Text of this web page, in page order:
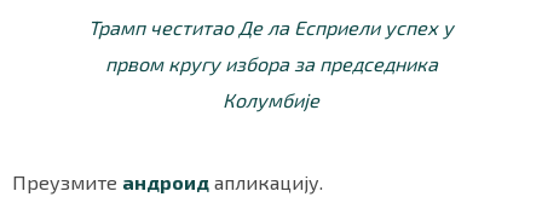
Трамп честитао Де ла Есприели успех у
првом кругу избора за председника
Колумбије
Преузмите андроид апликацију.